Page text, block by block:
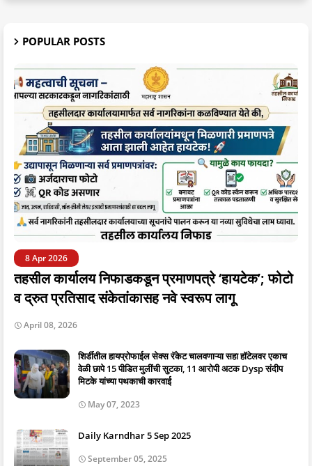
POPULAR POSTS
8 Apr 2026
तहसील कार्यालय निफाडकडून प्रमाणपत्रे ‘हायटेक’; फोटो
व द्रुत प्रतिसाद संकेतांकासह नवे स्वरूप लागू
April 08, 2026
शिर्डीतील हायप्रोफाईल सेक्स रॅकेट चालवणाऱ्या सहा हॉटेलवर एकाच
वेळी छापे 15 पीडित मुलींची सुटका, 11 आरोपी अटक Dysp संदीप
मिटके यांच्या पथकाची कारवाई
May 07, 2023
Daily Karndhar 5 Sep 2025
September 05, 2025